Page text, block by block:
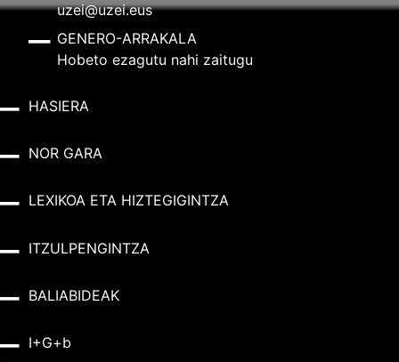
uzei@uzei.eus
GENERO-ARRAKALA
Hobeto ezagutu nahi zaitugu
HASIERA
NOR GARA
LEXIKOA ETA HIZTEGIGINTZA
ITZULPENGINTZA
BALIABIDEAK
I+G+b